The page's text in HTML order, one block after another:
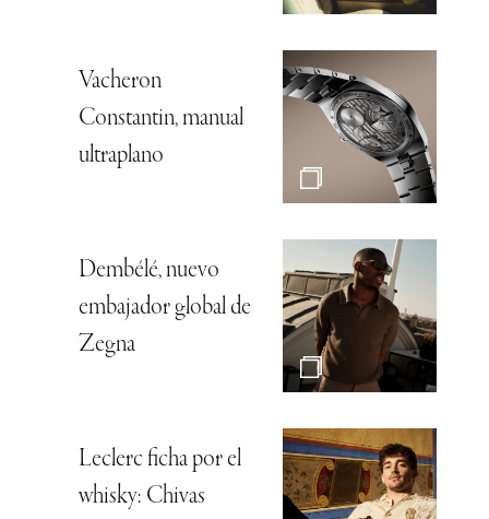
Vacheron
Constantin, manual
ultraplano
Dembélé, nuevo
embajador global de
Zegna
Leclerc ficha por el
whisky: Chivas